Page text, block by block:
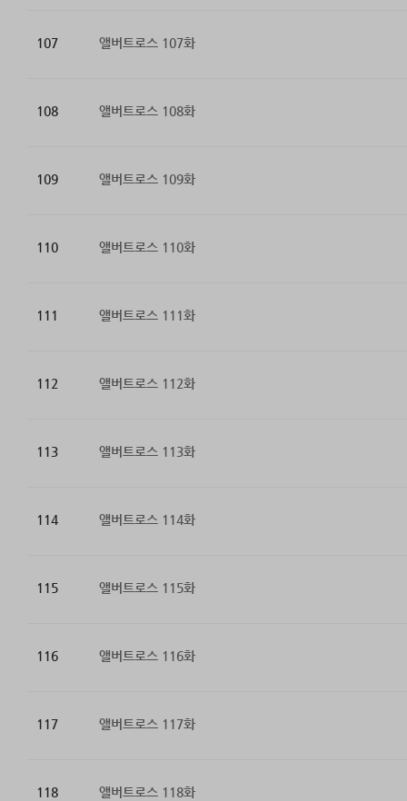
107 앨버트로스 107화
108 앨버트로스 108화
109 앨버트로스 109화
110 앨버트로스 110화
111 앨버트로스 111화
112 앨버트로스 112화
113 앨버트로스 113화
114 앨버트로스 114화
115 앨버트로스 115화
116 앨버트로스 116화
117 앨버트로스 117화
118 앨버트로스 118화